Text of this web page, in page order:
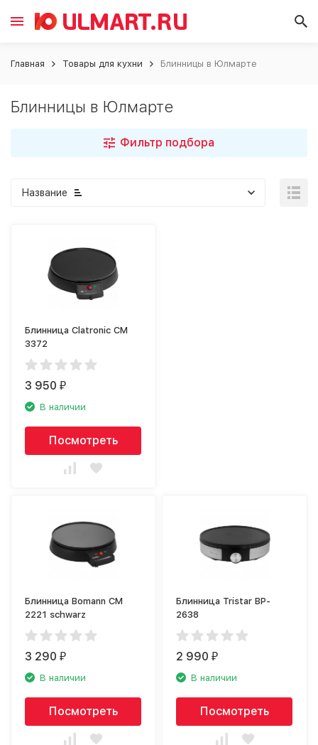
Главная Товары для кухни Блинницы в Юлмарте
Блинницы в Юлмарте
Фильтр подбора
Название
Блинница Clatronic CM
3372
3 950₽
В наличии
Посмотреть
Блинница Bomann СМ
2221 schwarz
3 290₽
В наличии
Посмотреть
Блинница Tristar BP-
2638
2 990₽
В наличии
Посмотреть